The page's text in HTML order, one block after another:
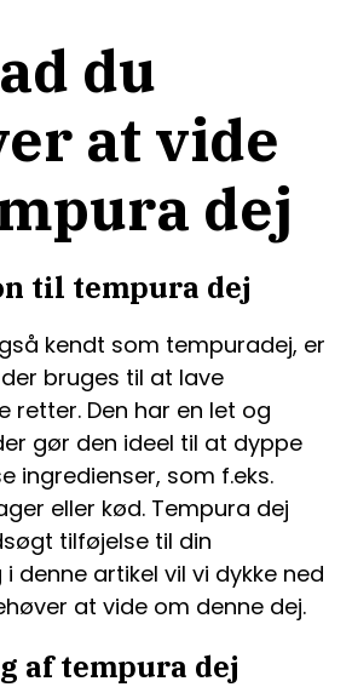
du
at vide
dej
til tempura dej
kendt som tempuradej, er
bruges til at lave
Den har en let og
gør den ideel til at dyppe
ingredienser, som f.eks.
eller kød. Tempura dej
tilføjelse til din
denne artikel vil vi dykke ned
at vide om denne dej.
af tempura dej